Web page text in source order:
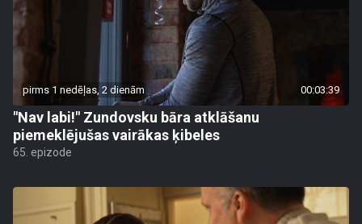
pirms 1 nedēļas, 2 dienām 00:03:39
"Nav labi!" Zundovsku bāra atklāšanu
piemeklējušas vairākas ķibeles
65. epizode